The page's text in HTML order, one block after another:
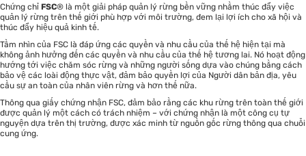
Chứng chỉ FSC® là một giải pháp quản lý rừng bền vững nhằm thúc đẩy việc
quản lý rừng trên thế giới phù hợp với môi trường, đem lại lợi ích cho xã hội và
thúc đẩy hiệu quả kinh tế.
Tầm nhìn của FSC là đáp ứng các quyền và nhu cầu của thế hệ hiện tại mà
không ảnh hưởng đến các quyền và nhu cầu của thế hệ tương lai. Nó hoạt động
hướng tới việc chăm sóc rừng và những người sống dựa vào chúng bằng cách
bảo vệ các loài động thực vật, đảm bảo quyền lợi của Người dân bản địa, yêu
cầu sự an toàn của nhân viên rừng và hơn thế nữa.
Thông qua giấy chứng nhận FSC, đảm bảo rằng các khu rừng trên toàn thế giới
được quản lý một cách có trách nhiệm – với chứng nhận là một công cụ tự
nguyện dựa trên thị trường, được xác minh từ nguồn gốc rừng thông qua chuỗi
cung ứng.